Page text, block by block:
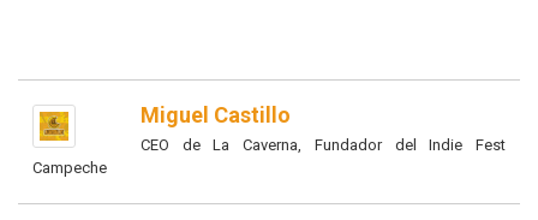
Miguel Castillo
CEO de La Caverna, Fundador del Indie Fest
Campeche